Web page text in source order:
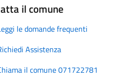
il comune
le domande frequenti
Assistenza
il comune 071722781